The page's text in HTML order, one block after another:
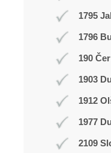
1795
1796
190
1903
1912
1977
2109